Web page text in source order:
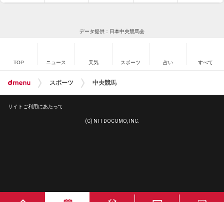
データ提供：日本中央競馬会
TOP ニュース 天気 スポーツ 占い すべて
スポーツ 中央競馬
サイトご利用にあたって
(C) NTT DOCOMO, INC.